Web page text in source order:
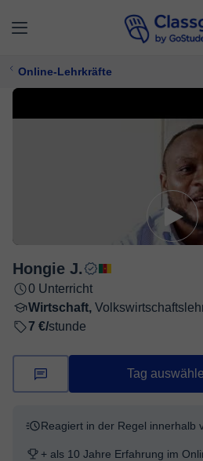
Online-Lehrkräfte
Hongie J.
0 Unterricht
Wirtschaft,
7 €/stunde
Tag
Reagiert in der Regel innerhalb
+ als 10 Jahre Erfahrung im